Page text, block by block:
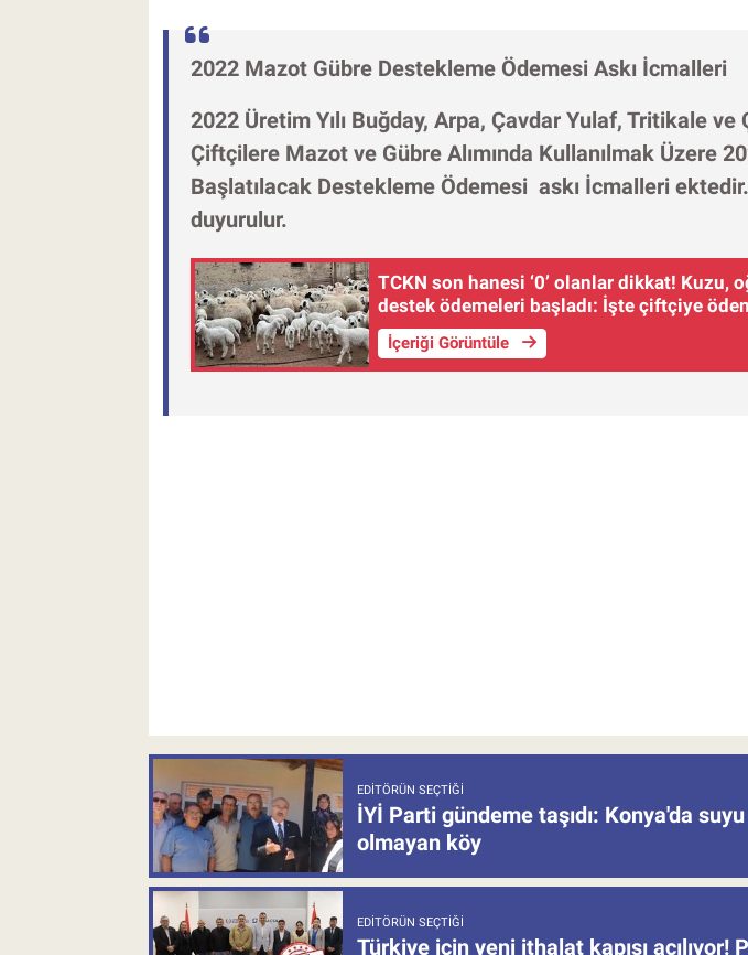
2022 Mazot Gübre Destekleme Ödemesi Askı İcmalleri
​2022 Üretim Yılı Buğday, Arpa, Çavdar Yulaf, Tritikale ve
Çiftçilere Mazot ve Gübre Alımında Kullanılmak Üzere
Başlatılacak Destekleme Ödemesi askı İcmalleri
duyurulur.
TCKN son hanesi ‘0’ olanlar dikkat! Kuzu,
destek ödemeleri başladı: İşte çiftçiye
İçeriği Görüntüle
EDITÖRÜN SEÇTIĞI
İYİ Parti gündeme taşıdı: Konya'da
olmayan köy
EDITÖRÜN SEÇTIĞI
Türkiye için yeni ithalat kapısı açılıyor!